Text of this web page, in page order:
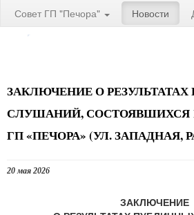
Совет ГП "Печора" Новости
ЗАКЛЮЧЕНИЕ О
СЛУШАНИЙ, СОСТОЯВШИХСЯ
ГП «ПЕЧОРА» (УЛ. ЗАПАДНАЯ,
20 мая 2026
ЗАКЛЮЧЕНИЕ